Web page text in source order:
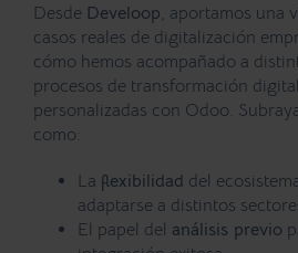
Desde Develoop , aportamos una
casos reales de digitalización
cómo hemos acompañado a
procesos de transformación
personalizadas con Odoo.
como:
La flexibilidad del
adaptarse a distintos
El papel del análisis previo